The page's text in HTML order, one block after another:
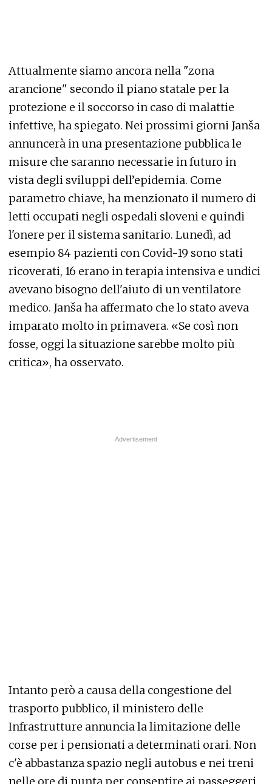
Attualmente siamo ancora nella "zona
arancione" secondo il piano statale per la
protezione e il soccorso in caso di malattie
infettive, ha spiegato. Nei prossimi giorni Janša
annuncerà in una presentazione pubblica le
misure che saranno necessarie in futuro in
vista degli sviluppi dell’epidemia. Come
parametro chiave, ha menzionato il numero di
letti occupati negli ospedali sloveni e quindi
l'onere per il sistema sanitario. Lunedì, ad
esempio 84 pazienti con Covid-19 sono stati
ricoverati, 16 erano in terapia intensiva e undici
avevano bisogno dell'aiuto di un ventilatore
medico. Janša ha affermato che lo stato aveva
imparato molto in primavera. «Se così non
fosse, oggi la situazione sarebbe molto più
critica», ha osservato.
Intanto però a causa della congestione del
trasporto pubblico, il ministero delle
Infrastrutture annuncia la limitazione delle
corse per i pensionati a determinati orari. Non
c'è abbastanza spazio negli autobus e nei treni